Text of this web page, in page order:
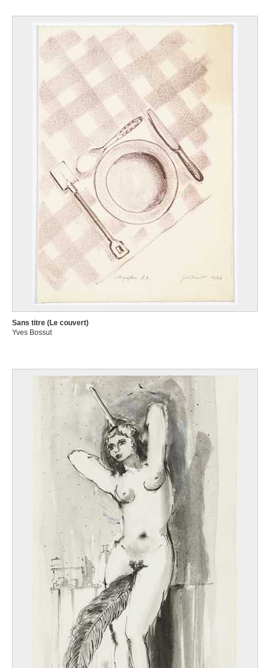
Sans titre (Le couvert)
Yves Bossut